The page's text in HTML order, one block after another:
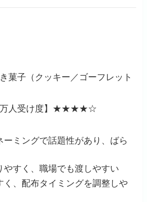
菓子（クッキー／ゴーフレット
万人受け度】★★★★☆
ーミングで話題性があり、ばら
やすく、職場でも渡しやすい
く、配布タイミングを調整しや